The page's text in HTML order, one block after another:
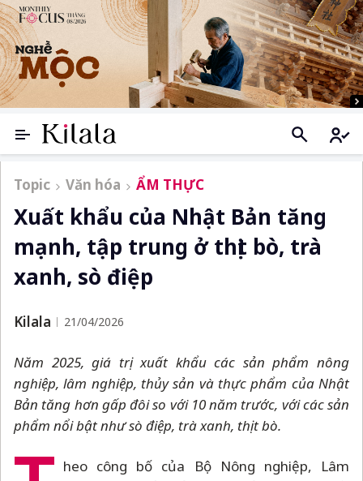
Topic Văn hóa ẨM THỰC
Xuất khẩu của Nhật Bản tăng
mạnh, tập trung ở thịt bò, trà
xanh, sò điệp
Kilala 21/04/2026
Năm 2025, giá trị xuất khẩu các sản phẩm nông
nghiệp, lâm nghiệp, thủy sản và thực phẩm của Nhật
Bản tăng hơn gấp đôi so với 10 năm trước, với các sản
phẩm nổi bật như sò điệp, trà xanh, thịt bò.
heo công bố của Bộ Nông nghiệp, Lâm